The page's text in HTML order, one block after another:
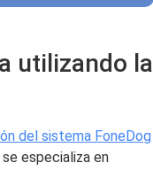
utilizando la
del sistema FoneDog
especializa en